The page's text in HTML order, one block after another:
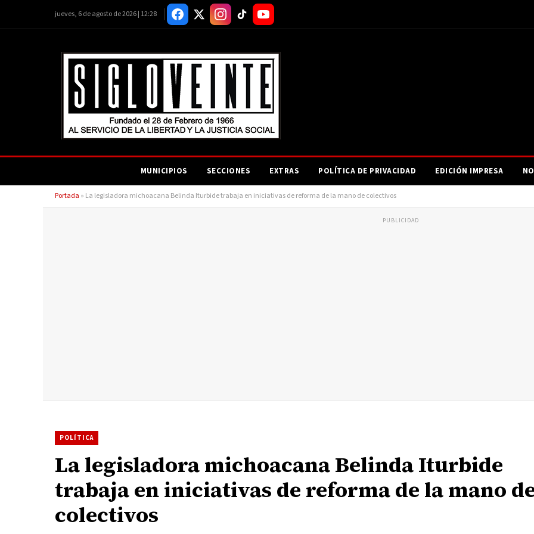
jueves, 6 de agosto de 2026 | 12:28
MUNICIPIOS SECCIONES EXTRAS POLÍTICA DE PRIVACIDAD EDICIÓN IMPRESA
Portada » La legisladora michoacana Belinda Iturbide trabaja en iniciativas de reforma de la mano de colectivos
PUBLICIDAD
POLÍTICA
La legisladora michoacana Belinda Iturbide
trabaja en iniciativas de reforma de la mano
colectivos